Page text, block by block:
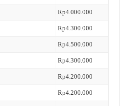
Rp4.000.000
Rp4.300.000
Rp4.500.000
Rp4.300.000
Rp4.200.000
Rp4.200.000